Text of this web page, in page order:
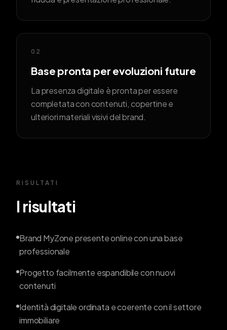
02
Base pronta per evoluzioni future
La presenza digitale è pronta per essere
completata con contenuti, copertine e
ulteriori materiali visivi del brand.
RISULTATI
I risultati
Brand MyZone presente online con una base
professionale
Progetto facilmente espandibile con nuovi
contenuti
Identità digitale ordinata e coerente con il settore
immobiliare